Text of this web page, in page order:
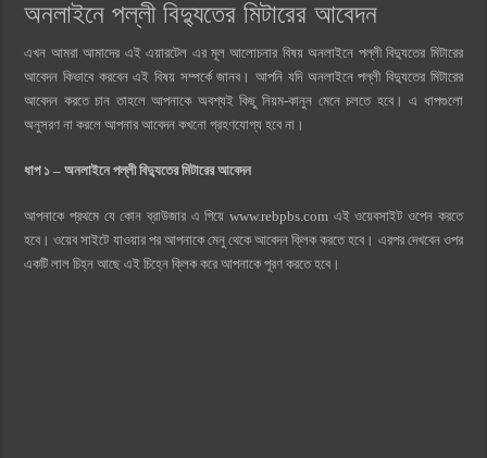
অনলাইনে পল্লী বিদ্যুতের মিটারের আবেদন
এখন আমরা আমাদের এই এয়ারটেল এর মূল আলোচনার বিষয় অনলাইনে পল্লী বিদ্যুতের মিটারের
আবেদন কিভাবে করবেন এই বিষয় সম্পর্কে জানব। আপনি যদি অনলাইনে পল্লী বিদ্যুতের মিটারের
আবেদন করতে চান তাহলে আপনাকে অবশ্যই কিছু নিয়ম-কানুন মেনে চলতে হবে। এ ধাপগুলো
অনুসরণ না করলে আপনার আবেদন কখনো গ্রহণযোগ্য হবে না।
ধাপ ১ – অনলাইনে পল্লী বিদ্যুতের মিটারের আবেদন
আপনাকে প্রথমে যে কোন ব্রাউজার এ গিয়ে www.rebpbs.com এই ওয়েবসাইট ওপেন করতে
হবে। ওয়েব সাইটে যাওয়ার পর আপনাকে মেনু থেকে আবেদন ক্লিক করতে হবে। এরপর দেখবেন ওপর
একটি লাল চিহ্ন আছে এই চিহ্নে ক্লিক করে আপনাকে পূরণ করতে হবে।